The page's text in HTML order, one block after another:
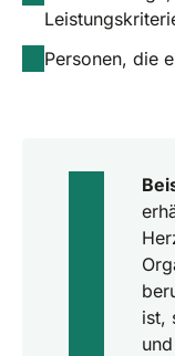
Personen, die
ist,